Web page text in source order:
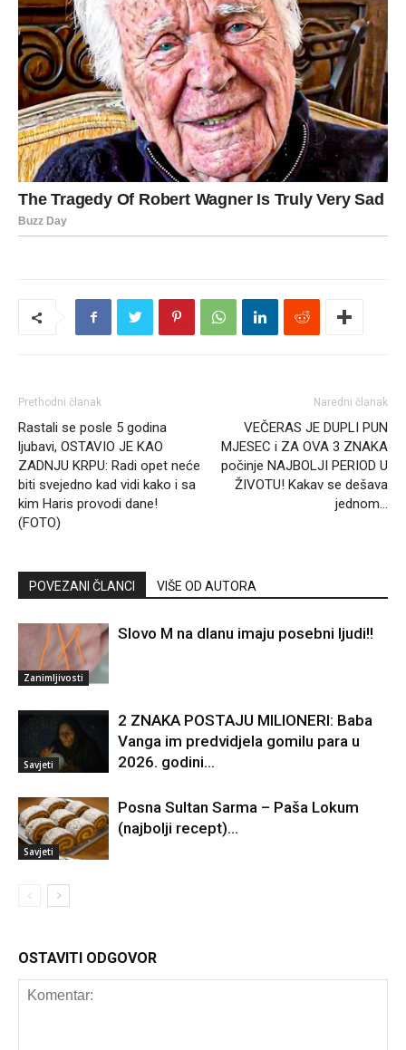
Prethodni članak
Rastali se posle 5 godina
ljubavi, OSTAVIO JE KAO
ZADNJU KRPU: Radi opet neće
biti svejedno kad vidi kako i sa
kim Haris provodi dane!
(FOTO)
Naredni članak
VEČERAS JE DUPLI PUN
MJESEC i ZA OVA 3 ZNAKA
počinje NAJBOLJI PERIOD U
ŽIVOTU! Kakav se dešava
jednom…
POVEZANI ČLANCI VIŠE OD AUTORA
Zanimljivosti
Slovo M na dlanu imaju posebni ljudi!!
Savjeti
2 ZNAKA POSTAJU MILIONERI: Baba
Vanga im predvidjela gomilu para u
2026. godini…
Savjeti
Posna Sultan Sarma – Paša Lokum
(najbolji recept)…
OSTAVITI ODGOVOR